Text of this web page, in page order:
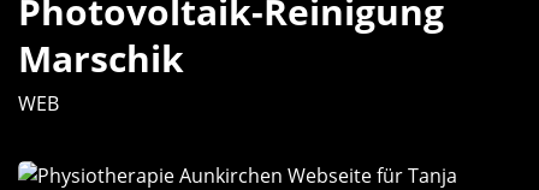
WEB
Photovoltaik-Reinigung
Marschik
Physiotherapie